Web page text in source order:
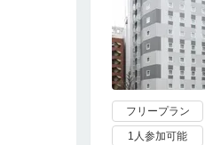
フリープラン
1人参加可能